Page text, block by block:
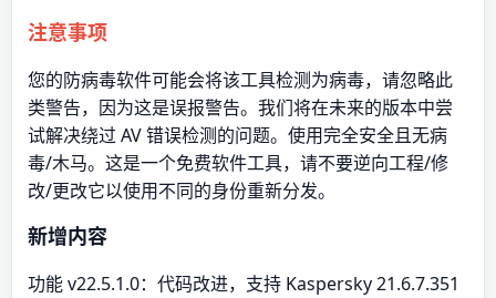
注意事项
您的防病毒软件可能会将该工具检测为病毒，请忽略此
类警告，因为这是误报警告。我们将在未来的版本中尝
试解决绕过 AV 错误检测的问题。使用完全安全且无病
毒/木马。这是一个免费软件工具，请不要逆向工程/修
改/更改它以使用不同的身份重新分发。
新增内容
功能 v22.5.1.0：代码改进，支持 Kaspersky 21.6.7.351